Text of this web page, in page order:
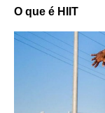
O que é HIIT